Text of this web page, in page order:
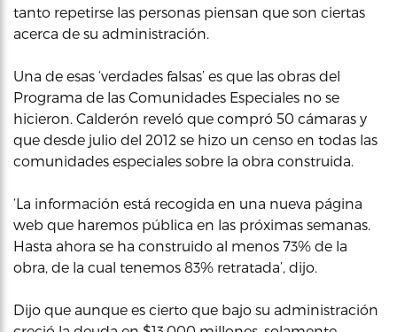
tanto repetirse las personas piensan que son ciertas
acerca de su administración.
Una de esas ‘verdades falsas’ es que las obras del
Programa de las Comunidades Especiales no se
hicieron. Calderón reveló que compró 50 cámaras y
que desde julio del 2012 se hizo un censo en todas las
comunidades especiales sobre la obra construida.
‘La información está recogida en una nueva página
web que haremos pública en las próximas semanas.
Hasta ahora se ha construido al menos 73% de la
obra, de la cual tenemos 83% retratada’, dijo.
Dijo que aunque es cierto que bajo su administración